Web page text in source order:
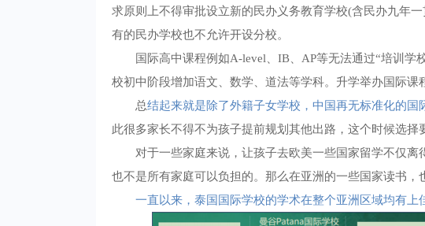
求原则上不得审批设立新的民办义务教育学校(含民办九年
有的民办学校也不允许开设分校。
国际高中课程例如A-level、IB、AP等无法通过“培训学
校初中阶段增加语文、数学、道法等学科。升学举办国际课
总结起来就是除了外籍子女学校，中国再无标准化的国
此很多家长不得不为孩子提前规划其他出路，这个时候选择
对于一些家庭来说，让孩子去欧美一些国家留学不仅
也不是所有家庭可以负担的。那么在亚洲的一些国家读书，
一直以来，泰国国际学校的学术在整个亚洲区域均有上